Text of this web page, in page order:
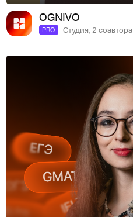
OGNIVO
PRO Студия, 2 соавтора